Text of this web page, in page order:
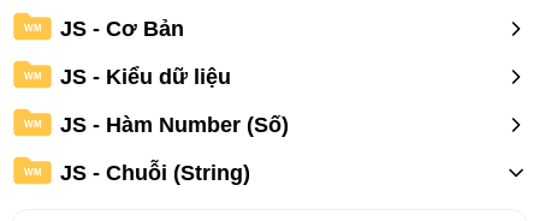
WM JS - Cơ Bản
WM JS - Kiểu dữ liệu
WM JS - Hàm Number (Số)
WM JS - Chuỗi (String)